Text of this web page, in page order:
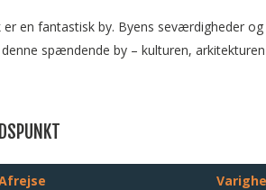
er en fantastisk by. Byens seværdigheder
spændende by – kulturen,